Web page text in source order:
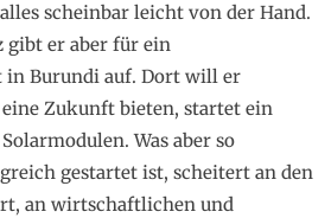
scheinbar leicht von der Hand.
gibt er aber für ein
Burundi auf. Dort will er
Zukunft bieten, startet ein
Was aber so
gestartet ist, scheitert an den
an wirtschaftlichen und